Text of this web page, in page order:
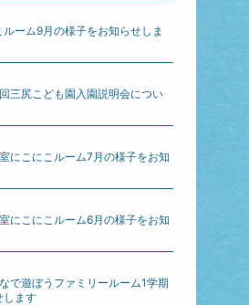
ーム9月の様子をお知らせしま
三尻こども園入園説明会につい
にこにこルーム7月の様子をお知
にこにこルーム6月の様子をお知
で遊ぼうファミリールーム1学期
します